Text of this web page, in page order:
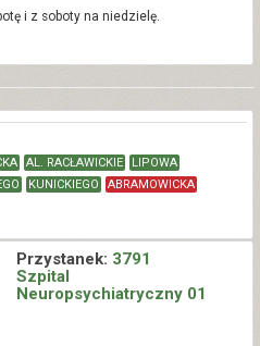
i z soboty na niedzielę.
AL. RACŁAWICKIE
LIPOWA
KUNICKIEGO ABRAMOWICKA
Przystanek: 3791
Szpital
Neuropsychiatryczny 01